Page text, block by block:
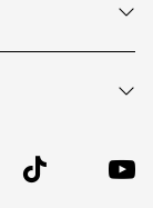
TikTok